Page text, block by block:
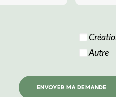
Autre